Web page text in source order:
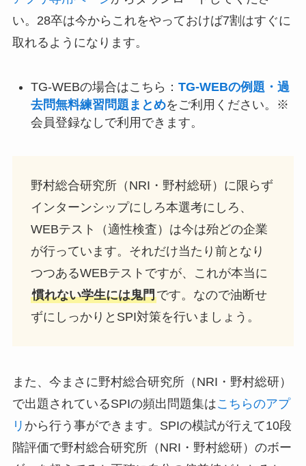
い。28卒は今からこれをやっておけば7割はすぐに
取れるようになります。
TG-WEBの場合はこちら： TG-WEBの例題・過
去問無料練習問題まとめをご利用ください。※
会員登録なしで利用できます。
野村総合研究所（NRI・野村総研）に限らず
インターンシップにしろ本選考にしろ、
WEBテスト（適性検査）は今は殆どの企業
が行っています。それだけ当たり前となり
つつあるWEBテストですが、これが本当に
慣れない学生には鬼門です。なので油断せ
ずにしっかりとSPI対策を行いましょう。
また、今まさに野村総合研究所（NRI・野村総研）
で出題されているSPIの頻出問題集はこちらのアプ
リ から行う事ができます。SPIの模試が行えて10段
階評価で野村総合研究所（NRI・野村総研）のボー